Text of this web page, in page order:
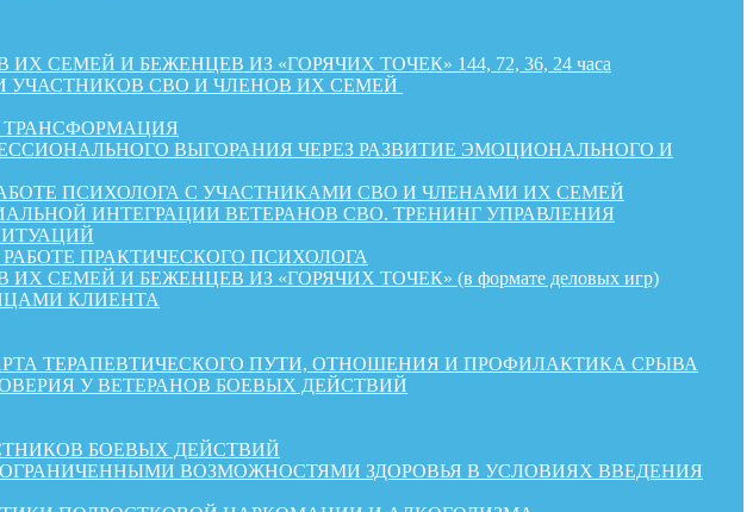
И БЕЖЕНЦЕВ ИЗ «ГОРЯЧИХ ТОЧЕК» 144, 72, 36, 24 часа
СВО И ЧЛЕНОВ ИХ СЕМЕЙ
ВЫГОРАНИЯ ЧЕРЕЗ РАЗВИТИЕ ЭМОЦИОНАЛЬНОГО И
ПСИХОЛОГА С УЧАСТНИКАМИ СВО И ЧЛЕНАМИ ИХ СЕМЕЙ
ИНТЕГРАЦИИ ВЕТЕРАНОВ СВО. ТРЕНИНГ УПРАВЛЕНИЯ
ПРАКТИЧЕСКОГО ПСИХОЛОГА
И БЕЖЕНЦЕВ ИЗ «ГОРЯЧИХ ТОЧЕК» (в формате деловых игр)
КЛИЕНТА
ТЕРАПЕВТИЧЕСКОГО ПУТИ, ОТНОШЕНИЯ И ПРОФИЛАКТИКА СРЫВА
У ВЕТЕРАНОВ БОЕВЫХ ДЕЙСТВИЙ
БОЕВЫХ ДЕЙСТВИЙ
ВОЗМОЖНОСТЯМИ ЗДОРОВЬЯ В УСЛОВИЯХ ВВЕДЕНИЯ